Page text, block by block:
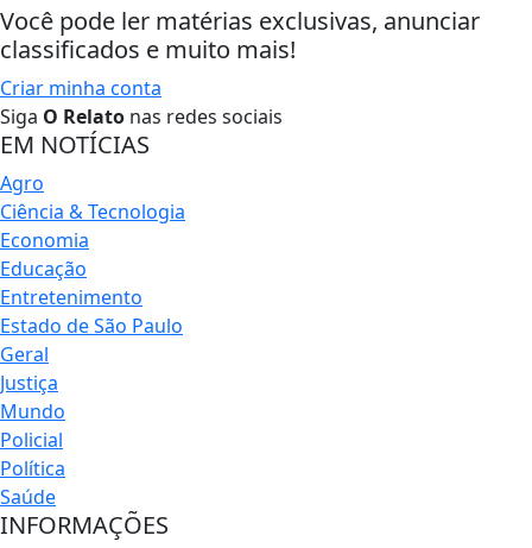
Você pode ler matérias exclusivas, anunciar
classificados e muito mais!
Criar minha conta
Siga O Relato nas redes sociais
EM NOTÍCIAS
Agro
Ciência & Tecnologia
Economia
Educação
Entretenimento
Estado de São Paulo
Geral
Justiça
Mundo
Policial
Política
Saúde
INFORMAÇÕES